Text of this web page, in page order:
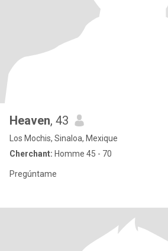
Heaven, 43
Los Mochis, Sinaloa, Mexique
Cherchant: Homme 45 - 70
Pregúntame